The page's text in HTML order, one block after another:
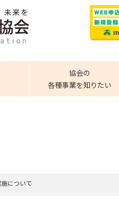
協会の
各種事業を知りたい
について